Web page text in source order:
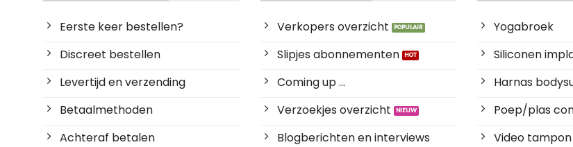
Eerste keer bestellen?
Discreet bestellen
Levertijd en verzending
Betaalmethoden
Achteraf betalen
Verkopers overzicht
Slipjes abonnementen
Coming up ...
Verzoekjes overzicht
Blogberichten en interviews
Yogabroek
Siliconen
Harnas
Poep/plas
Video